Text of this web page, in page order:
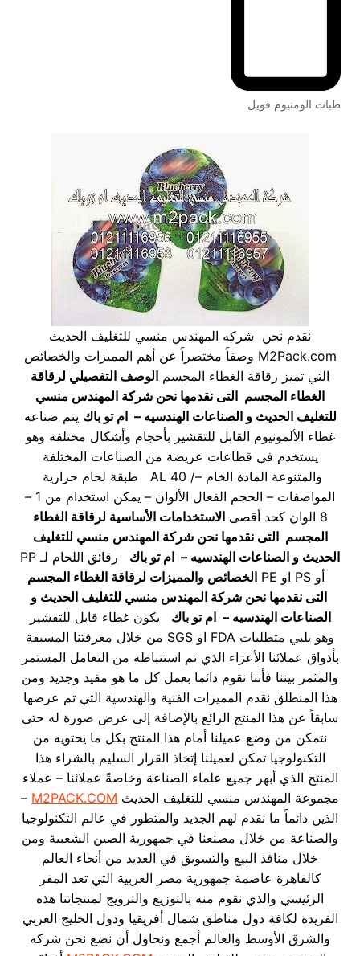
طبات الومنيوم فويل
نقدم نحن شركه المهندس منسي للتغليف الحديث
M2Pack.com وصفاً مختصراً عن أهم المميزات والخصائص
التي تميز رقاقة الغطاء المجسم الوصف التفصيلي لرقاقة
الغطاء المجسم التى نقدمها نحن شركة المهندس منسي
للتغليف الحديث و الصناعات الهندسيه – ام تو باك يتم صناعة
غطاء الألمونيوم القابل للتقشير بأحجام وأشكال مختلفة وهو
يستخدم في قطاعات عريضة من الصناعات المختلفة
والمتنوعة
المادة الخام –/ AL 40 طبقة لحام حرارية
المواصفات – الحجم الفعال الألوان – يمكن استخدام من 1 –
8 الوان كحد أقصى
الاستخدامات الأساسية لرقاقة الغطاء
المجسمالتى نقدمها نحن شركة المهندس منسي للتغليف
الحديث و الصناعات الهندسيه – ام تو باك
رقائق اللحام لـ PP
أو PS او PE
الخصائص والمميزات لرقاقة الغطاء المجسم
التى نقدمها نحن شركة المهندس منسي للتغليف الحديث و
الصناعات الهندسيه – ام تو باك
يكون غطاء قابل للتقشير
وهو يلبي متطلبات FDA او SGS من خلال معرفتنا المسبقة
بأذواق عملائنا الأعزاء الذي تم استنباطه من التعامل المستمر
والمثمر بيننا فأننا نقوم دائما بعمل كل ما هو مفيد وجديد ومن
هذا المنطلق نقدم المميزات الفنية والهندسية التي تم عرضها
سابقاً عن هذا المنتج الرائع بالإضافة إلى عرض صورة له حتى
نتمكن من وضع عميلنا أمام هذا المنتج بكل ما يحتويه من
التكنولوجيا تمكن لعميلنا إتخاذ القرار السليم بالشراء هذا
المنتج الذي أبهر جميع علماء الصناعة وخاصةً عملائنا – عملاء
مجموعة المهندس منسي للتغليف الحديث M2PACK.COM
–
الذين دائماً ما نقدم لهم الجديد والمتطور في عالم التكنولوجيا
والصناعة من خلال مصنعنا في جمهورية الصين الشعبية ومن
خلال منافذ البيع والتسويق في العديد من أنحاء العالم
كالقاهرة عاصمة جمهورية مصر العربية التي تعد المقر
الرئيسي والذي نقوم منه بالتوزيع والترويج لمنتجاتنا هذه
الفريدة لكافة دول مناطق شمال أفريقيا ودول الخليج العربي
والشرق الأوسط والعالم أجمع ونحاول أن نضع نحن شركه